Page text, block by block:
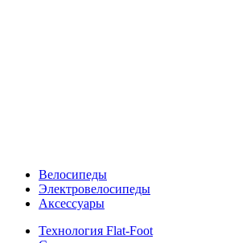
Велосипеды
Электровелосипеды
Аксессуары
Технология Flat-Foot